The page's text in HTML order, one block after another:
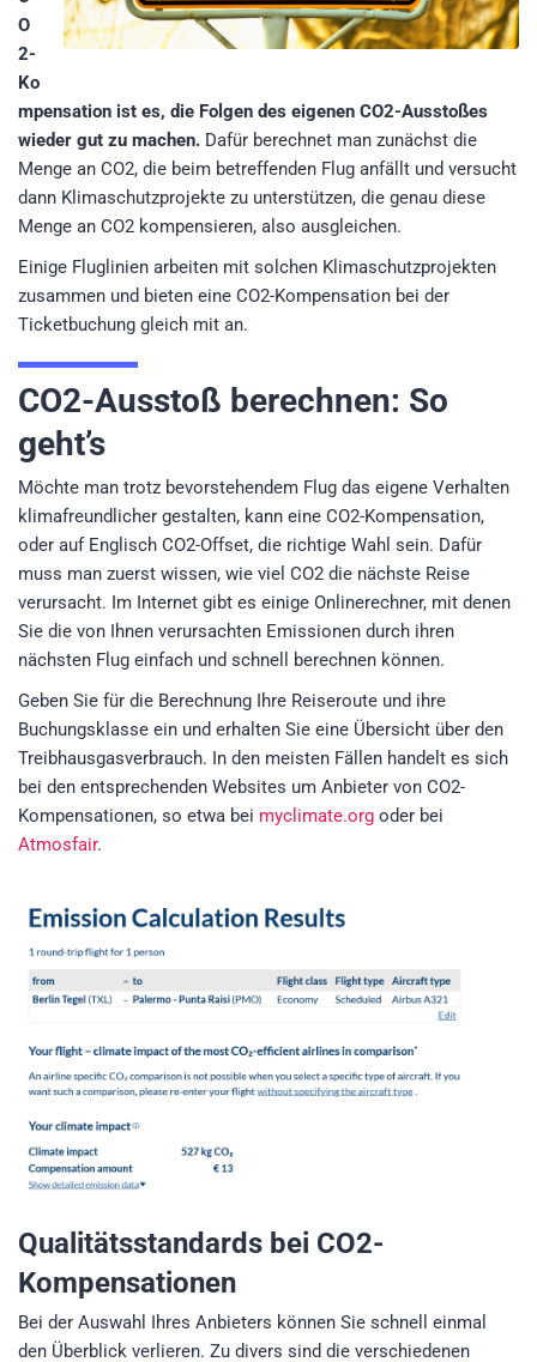
O
2-
Ko
mpensation ist es, die Folgen des eigenen CO2-Ausstoßes
wieder gut zu machen. Dafür berechnet man zunächst die
Menge an CO2, die beim betreffenden Flug anfällt und versucht
dann Klimaschutzprojekte zu unterstützen, die genau diese
Menge an CO2 kompensieren, also ausgleichen.
Einige Fluglinien arbeiten mit solchen Klimaschutzprojekten
zusammen und bieten eine CO2-Kompensation bei der
Ticketbuchung gleich mit an.
CO2-Ausstoß berechnen: So
geht’s
Möchte man trotz bevorstehendem Flug das eigene Verhalten
klimafreundlicher gestalten, kann eine CO2-Kompensation,
oder auf Englisch CO2-Offset, die richtige Wahl sein. Dafür
muss man zuerst wissen, wie viel CO2 die nächste Reise
verursacht. Im Internet gibt es einige Onlinerechner, mit denen
Sie die von Ihnen verursachten Emissionen durch ihren
nächsten Flug einfach und schnell berechnen können.
Geben Sie für die Berechnung Ihre Reiseroute und ihre
Buchungsklasse ein und erhalten Sie eine Übersicht über den
Treibhausgasverbrauch. In den meisten Fällen handelt es sich
bei den entsprechenden Websites um Anbieter von CO2-
Kompensationen, so etwa bei myclimate.org oder bei
Atmosfair.
Qualitätsstandards bei CO2-
Kompensationen
Bei der Auswahl Ihres Anbieters können Sie schnell einmal
den Überblick verlieren. Zu divers sind die verschiedenen